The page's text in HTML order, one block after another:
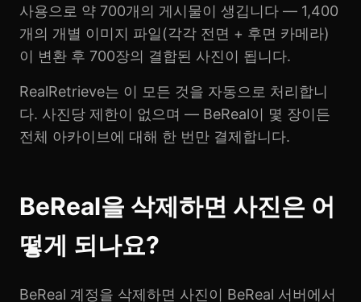
사용으로 약 700개의 게시물이 생깁니다 — 1,400
개의 개별 이미지 파일(각각 전면 + 후면 카메라)
이 변환 후 700장의 결합된 사진이 됩니다.
RealRetrieve는 이 모든 것을 자동으로 처리합니
다. 사진당 제한이 없으며 — BeReal이 몇 장이든
전체 아카이브에 대해 한 번만 결제합니다.
BeReal을 삭제하면 사진은 어
떻게 되나요?
BeReal 계정을 삭제하면 사진이 BeReal 서버에서